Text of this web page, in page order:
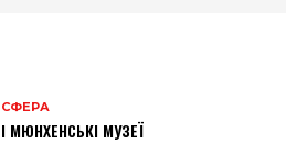
СФЕРА
МЮНХЕНСЬКІ МУЗЕЇ